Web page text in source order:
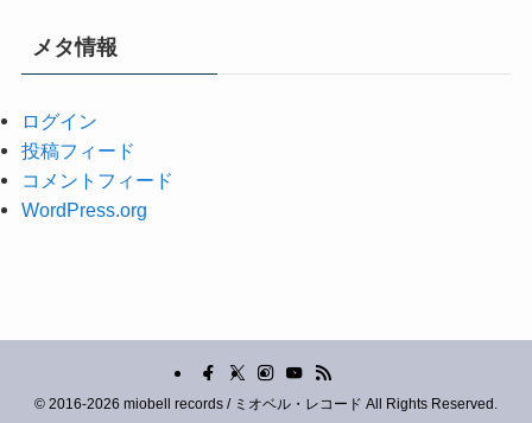
メタ情報
ログイン
投稿フィード
コメントフィード
WordPress.org
© 2016-2026 miobell records / ミオベル・レコード All Rights Reserved.